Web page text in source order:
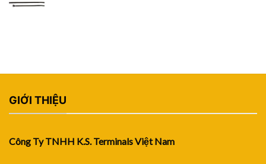
GIỚI THIỆU
Công Ty TNHH K.S. Terminals Việt Nam